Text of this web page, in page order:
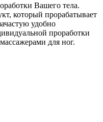
Вашего тела.
который прорабатывает
удобно
проработки
для ног.